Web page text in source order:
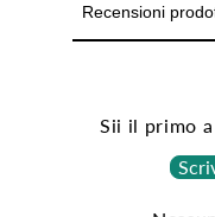
Recensioni
Sii il primo